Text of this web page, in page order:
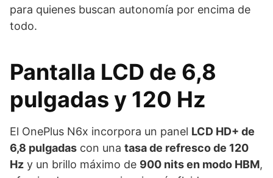
para quienes buscan autonomía por encima de
todo.
Pantalla LCD de 6,8
pulgadas y 120 Hz
El OnePlus N6x incorpora un panel LCD HD+ de
6,8 pulgadas con una tasa de refresco de 120
Hz y un brillo máximo de 900 nits en modo HBM,